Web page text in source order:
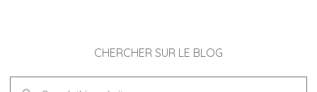
CHERCHER SUR LE BLOG